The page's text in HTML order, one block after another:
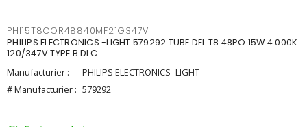
PHI15T8COR48840MF21G347V
PHILIPS ELECTRONICS -LIGHT 579292 TUBE DEL T8 48PO 15W 4 000K
120/347V TYPE B DLC
Manufacturier :
PHILIPS ELECTRONICS -LIGHT
# Manufacturier : 579292